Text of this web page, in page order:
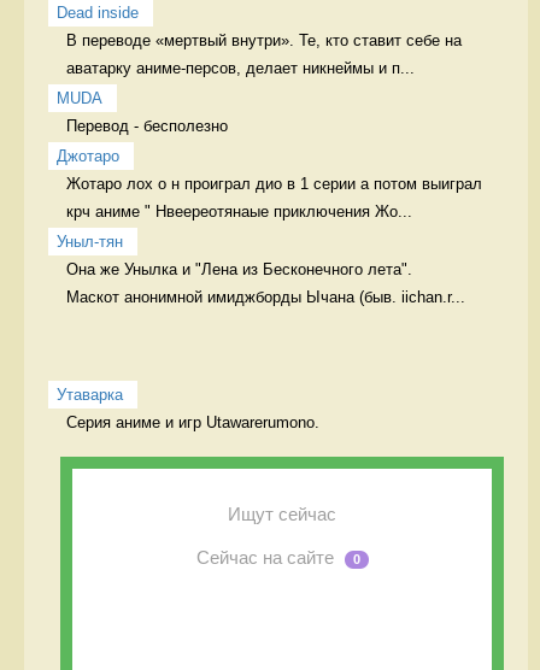
Dead inside
В переводе «мертвый внутри». Те, кто ставит себе на
аватарку аниме-персов, делает никнеймы и п...
MUDA
Перевод - бесполезно
Джотаро
Жотаро лох о н проиграл дио в 1 серии а потом выиграл
крч аниме " Нвеереотянаые приключения Жо...
Уныл-тян
Она же Унылка и "Лена из Бесконечного лета".
Маскот анонимной имиджборды Ычана (быв. iichan.r...
Утаварка
Серия аниме и игр Utawarerumono.
Ищут сейчас
Сейчас на сайте 0